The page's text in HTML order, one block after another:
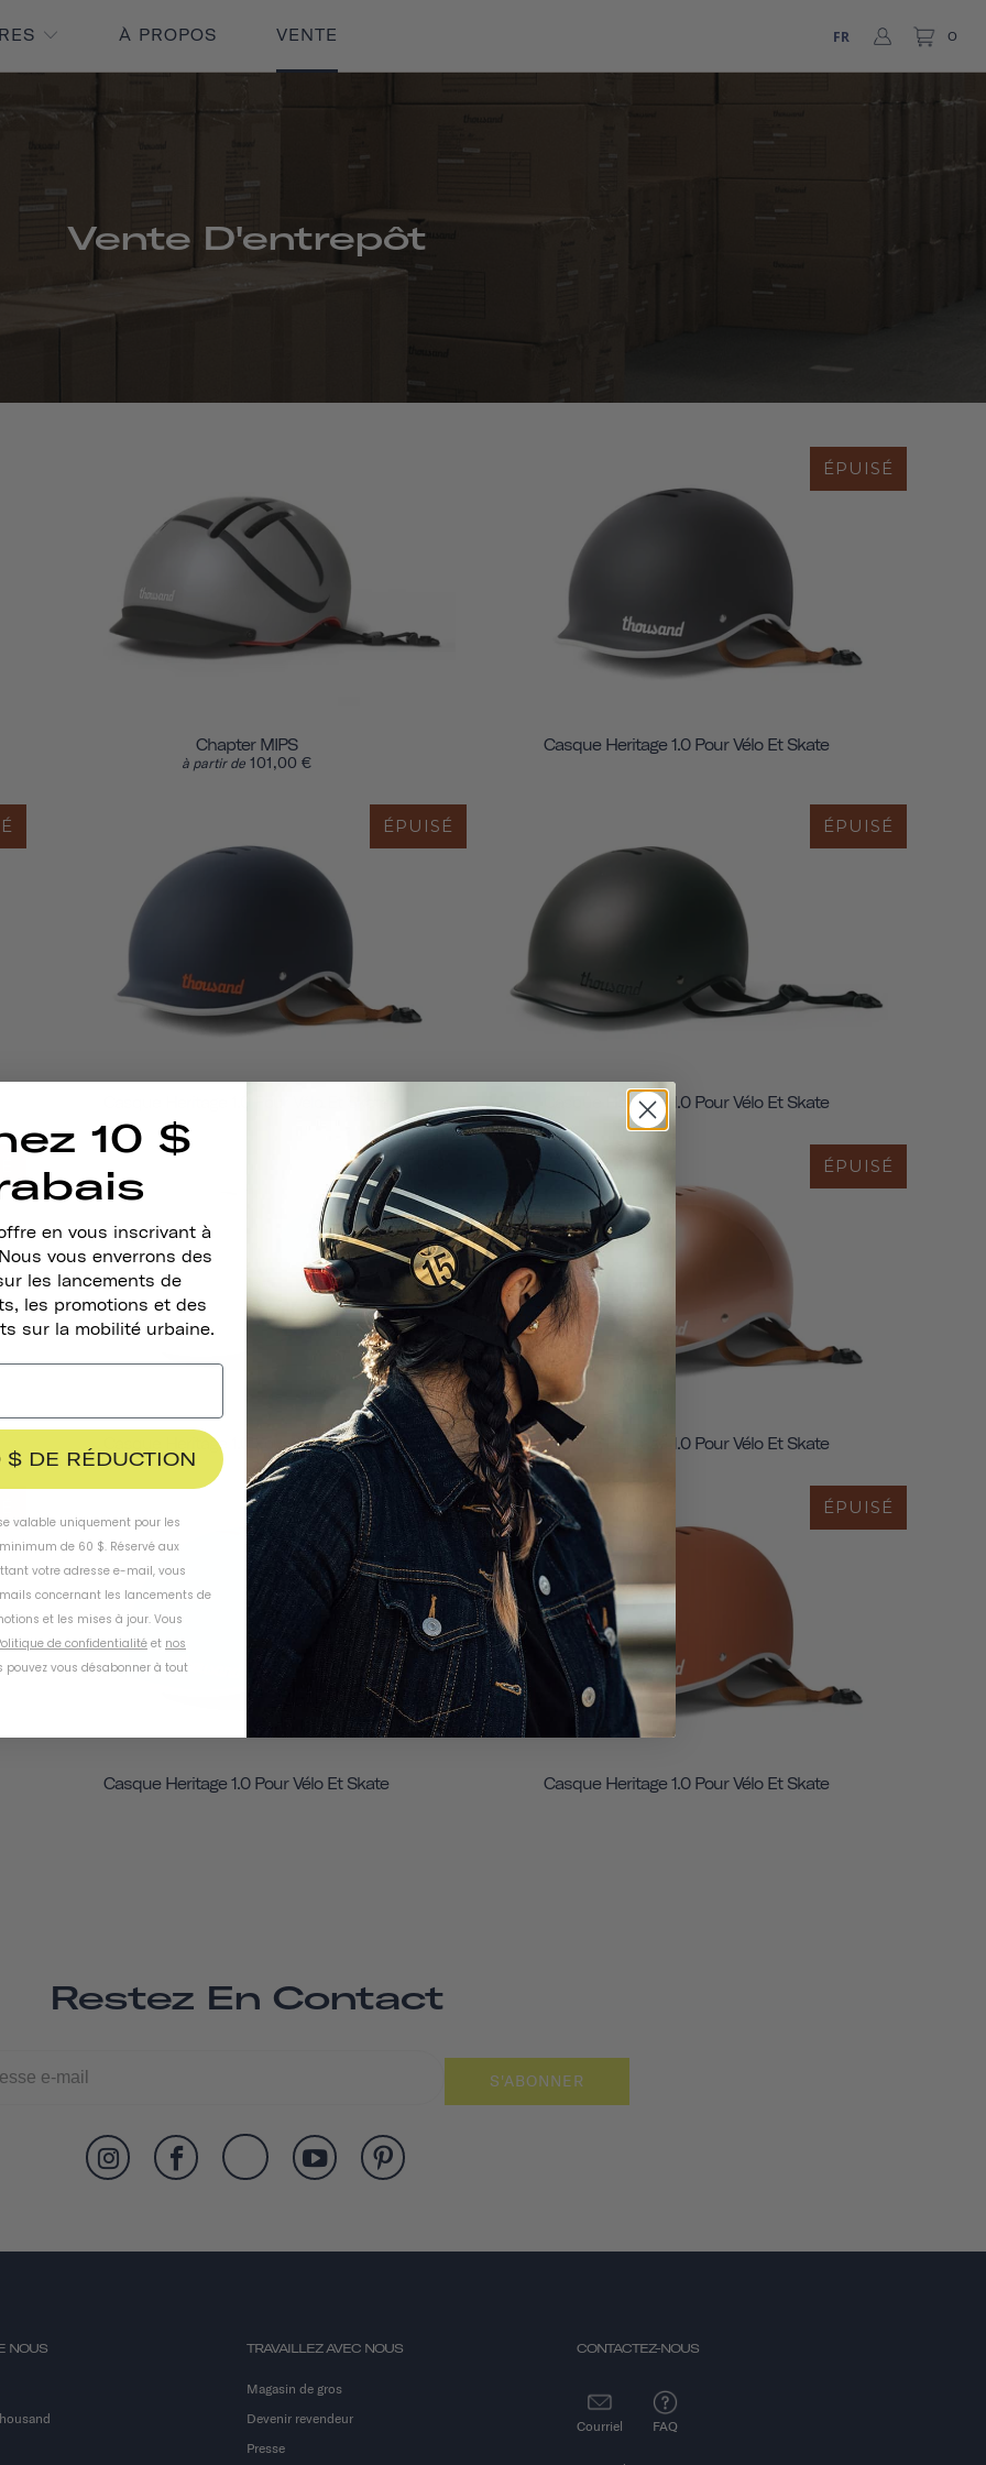
À PROPOS VENTE FR 0
Vente D'entrepôt
Chapter MIPS
à partir de 101,00 €
ÉPUISÉ
Casque Heritage 1.0 Pour Vélo Et Skate
ÉPUISÉ ÉPUISÉ
Casque Heritage 1.0 Pour Vélo Et Skate
ÉPUISÉ
Casque Heritage 1.0 Pour Vélo Et Skate
ÉPUISÉ
Casque Heritage 1.0 Pour Vélo Et Skate
ÉPUISÉ
Casque Heritage 1.0 Pour Vélo Et Skate
ÉPUISÉ
Casque Heritage 1.0 Pour Vélo Et Skate
Restez En Contact
S'ABONNER
NOUS TRAVAILLEZ AVEC NOUS
Magasin de gros
Devenir revendeur
Presse
CONTACTEZ-NOUS
Courriel FAQ
10 $
en vous inscrivant à
vous enverrons des
les lancements de
les promotions et des
sur la mobilité urbaine.
$ DE RÉDUCTION
valable uniquement pour les
de 60 $. Réservé aux
votre adresse e-mail, vous
concernant les lancements de
et les mises à jour. Vous
de confidentialité et nos
pouvez vous désabonner à tout